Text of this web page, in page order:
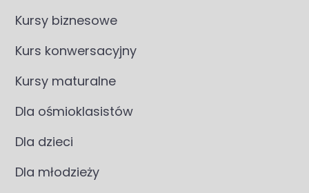
Kursy biznesowe
Kurs konwersacyjny
Kursy maturalne
Dla ośmioklasistów
Dla dzieci
Dla młodzieży